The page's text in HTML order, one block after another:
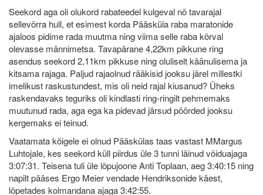
Seekord aga oli olukord rabateedel kulgeval nö tavarajal
sellevõrra hull, et esimest korda Pääsküla raba maratonide
ajaloos pidime rada muutma ning viima selle raba kõrval
olevasse männimetsa. Tavapärane 4,22km pikkune ring
asendus seekord 2,11km pikkuse ning oluliselt käänulisema ja
kitsama rajaga. Paljud rajaolnud rääkisid jooksu järel millestki
imelikust raskustundest, mis oli neid rajal kiusanud? Üheks
raskendavaks teguriks oli kindlasti ring-ringilt pehmemaks
muutunud rada, aga ega ka pidevad järsud pöörded jooksu
kergemaks ei teinud.
Vaatamata kõigele ei olnud Pääskülas taas vastast MMargus
Luhtojale, kes seekord küll piirdus üle 3 tunni läinud võiduajaga
3:07:31. Teisena tuli üle lõpujoone Anti Toplaan, aeg 3:40:15 ning
napilt pääses Ergo Meier vendade Hendriksonide käest,
lõpetades kolmandana ajaga 3:42:55.